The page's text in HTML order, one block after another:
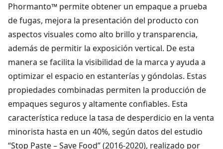
Phormanto™ permite obtener un empaque a prueba
de fugas, mejora la presentación del producto con
aspectos visuales como alto brillo y transparencia,
además de permitir la exposición vertical. De esta
manera se facilita la visibilidad de la marca y ayuda a
optimizar el espacio en estanterías y góndolas. Estas
propiedades combinadas permiten la producción de
empaques seguros y altamente confiables. Esta
característica reduce la tasa de desperdicio en la venta
minorista hasta en un 40%, según datos del estudio
“Stop Paste – Save Food” (2016-2020), realizado por